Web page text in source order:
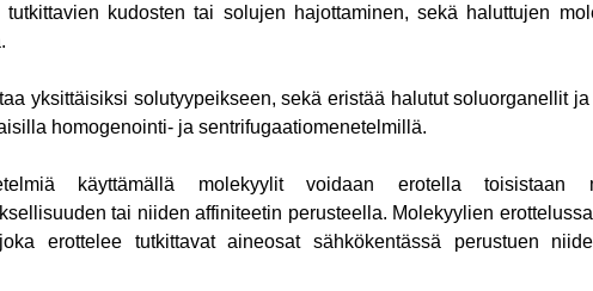
kudosten tai solujen hajottaminen, sekä haluttujen
yksittäisiksi solutyypeikseen, sekä eristää halutut soluorganellit
homogenointi- ja sentrifugaatiomenetelmillä.
käyttämällä molekyylit voidaan erotella toisistaan
tai niiden affiniteetin perusteella. Molekyylien
erottelee tutkittavat aineosat sähkökentässä perustuen